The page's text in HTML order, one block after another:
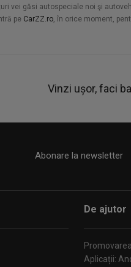
vei găsi autospeciale noi şi
pe CarZZ.ro, în orice moment,
Vinzi ușor, faci
Abonare la newsletter
De ajutor
Aplicații: